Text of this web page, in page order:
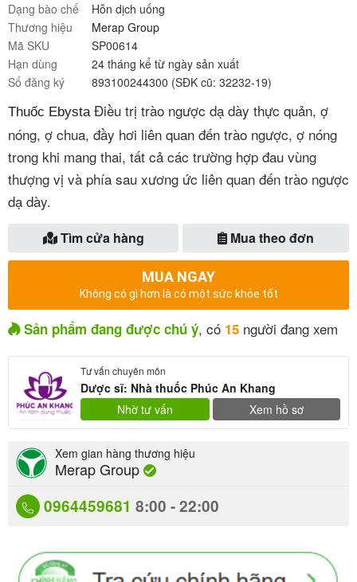
Dạng bào chế
Hỗn dịch uống
Thương hiệu
Merap Group
Mã SKU
SP00614
Hạn dùng
24 tháng kể từ ngày sản xuất
Số đăng ký
893100244300 (SĐK cũ: 32232-19)
Thuốc EbystaĐiều trị trào ngược dạ dày thực quản, ợ
nóng, ợ chua, đầy hơi liên quan đến trào ngược, ợ nóng
trong khi mang thai, tất cả các trường hợp đau vùng
thượng vị và phía sau xương ức liên quan đến trào ngược
dạ dày.
Tìm cửa hàng Mua theo đơn
MUA NGAY
Không có gì hơn là có một sức khỏe tốt
Sản phẩm đang được chú ý, có 15 người đang xem
Tư vấn chuyên môn
Dược sĩ: Nhà thuốc Phúc An Khang
Nhờ tư vấn
Xem hồ sơ
0964459681 8:00 - 22:00
Xem gian hàng thương hiệu
Merap Group